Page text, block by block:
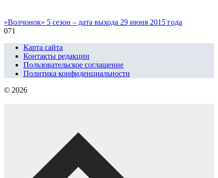
«Волчонок» 5 сезон – дата выхода 29 июня 2015 года
071
Карта сайта
Контакты редакции
Пользовательское соглашение
Политика конфиденциальности
© 2026